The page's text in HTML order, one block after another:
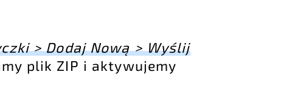
> Dodaj Nową > Wyślij
plik ZIP i aktywujemy